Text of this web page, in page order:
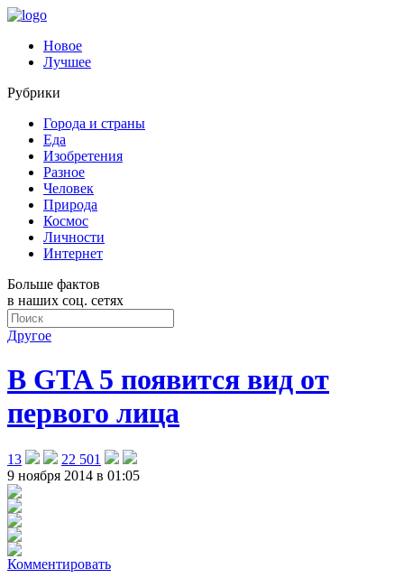
Новое
Лучшее
Рубрики
Города и страны
Еда
Изобретения
Разное
Человек
Природа
Космос
Личности
Интернет
Больше фактов
в наших соц. сетях
Другое
В GTA 5 появится вид от
первого лица
13
22 501
9 ноября 2014 в 01:05
Комментировать